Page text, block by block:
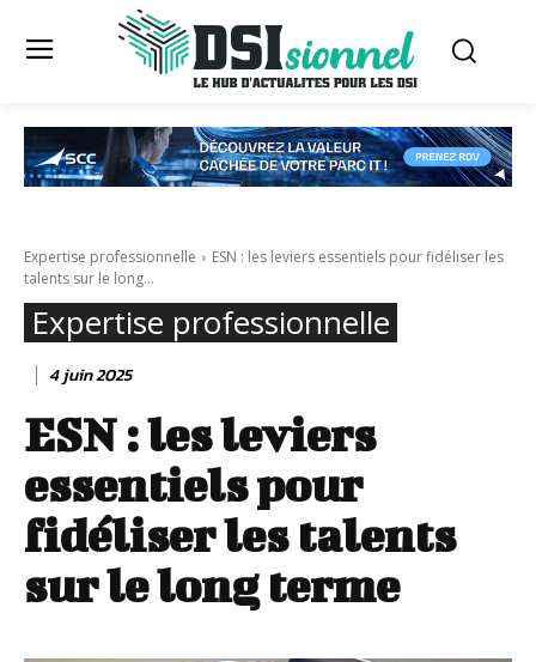
Expertise professionnelle
ESN : les leviers essentiels pour fidéliser les
talents sur le long...
Expertise professionnelle
4 juin 2025
ESN : les leviers
essentiels pour
fidéliser les talents
sur le long terme